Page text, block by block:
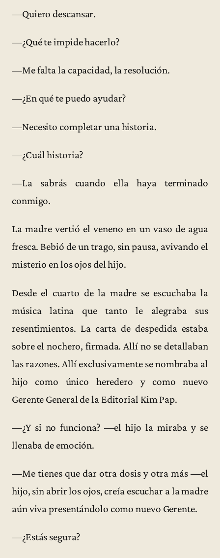
—Quiero descansar.
—¿Qué te impide hacerlo?
—Me falta la capacidad, la resolución.
—¿En qué te puedo ayudar?
—Necesito completar una historia.
—¿Cuál historia?
—La sabrás cuando ella haya terminado
conmigo.
La madre vertió el veneno en un vaso de agua
fresca. Bebió de un trago, sin pausa, avivando el
misterio en los ojos del hijo.
Desde el cuarto de la madre se escuchaba la
música latina que tanto le alegraba sus
resentimientos. La carta de despedida estaba
sobre el nochero, firmada. Allí no se detallaban
las razones. Allí exclusivamente se nombraba al
hijo como único heredero y como nuevo
Gerente General de la Editorial Kim Pap.
—¿Y si no funciona? —el hijo la miraba y se
llenaba de emoción.
—Me tienes que dar otra dosis y otra más —el
hijo, sin abrir los ojos, creía escuchar a la madre
aún viva presentándolo como nuevo Gerente.
—¿Estás segura?